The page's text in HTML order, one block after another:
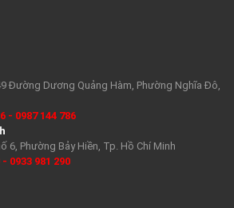
Đường Dương Quảng Hàm, Phường Nghĩa Đô,
- 0987 144 786
6, Phường Bảy Hiền, Tp. Hồ Chí Minh
- 0933 981 290